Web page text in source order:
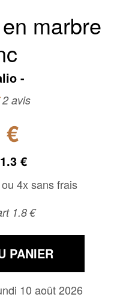
marbre
2 avis
€
€
4x sans frais
1.8 €
PANIER
10 août 2026